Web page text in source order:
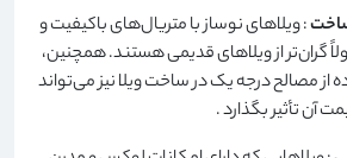
: ویلاهای نوساز با متریال‌های باکیفیت و
گران‌تر از ویلاهای قدیمی هستند. همچنین،
مصالح درجه یک در ساخت ویلا نیز می‌تواند
آن تأثیر بگذارد.